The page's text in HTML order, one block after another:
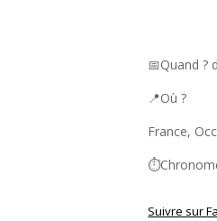
📅Quand ?
📍Où ?
France,
Suivre sur